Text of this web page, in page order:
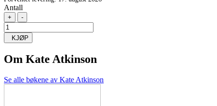
Antall
+ -
KJØP
Om Kate Atkinson
Se alle bøkene av Kate Atkinson